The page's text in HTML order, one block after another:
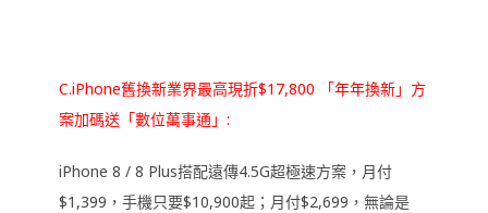
C.iPhone舊換新業界最高現折$17,800 「年年換新」方
案加碼送「數位萬事通」:
iPhone 8 / 8 Plus搭配遠傳4.5G超極速方案，月付
$1,399，手機只要$10,900起；月付$2,699，無論是